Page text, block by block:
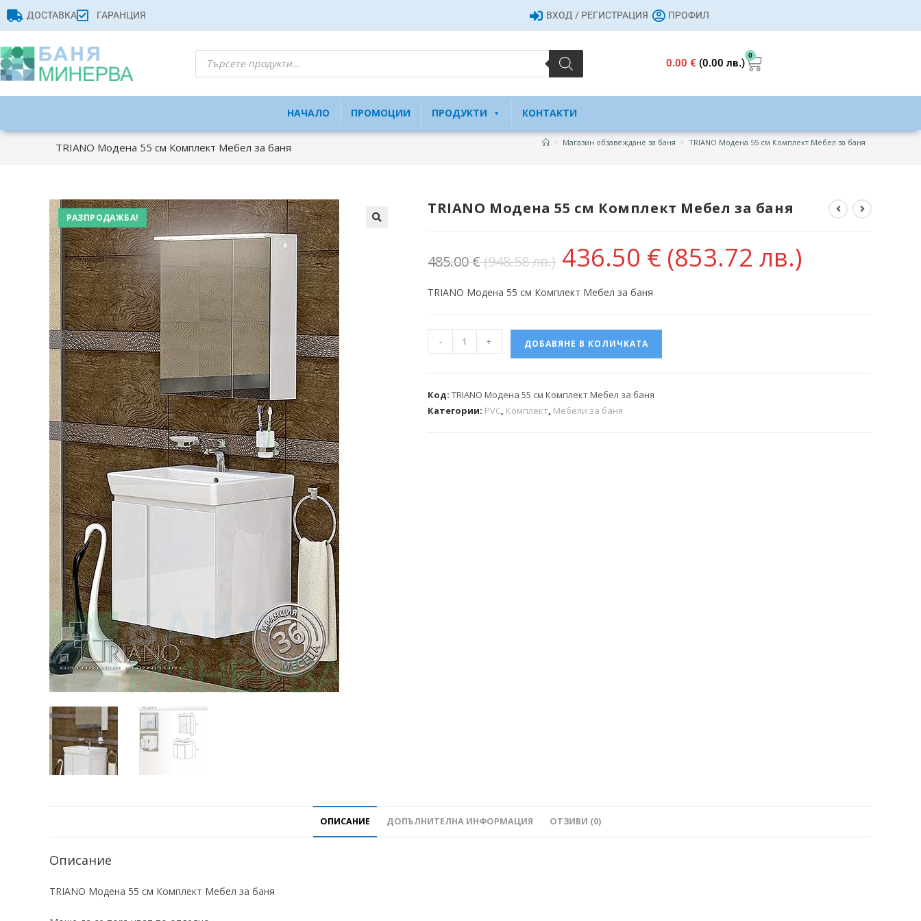
ДОСТАВКА ГАРАНЦИЯ ВХОД / РЕГИСТРАЦИЯ ПРОФИЛ
0.00€ (0.00 лв.)
0
НАЧАЛО ПРОМОЦИИ ПРОДУКТИ КОНТАКТИ
TRIANO Модена 55 см Комплект Мебел за баня > Магазин обзавеждане за баня > TRIANO Модена 55 см Комплект Мебел за баня
РАЗПРОДАЖБА! TRIANO Модена 55 см Комплект Мебел за баня
485.00€(948.58 лв.) 436.50 € (853.72 лв.)
TRIANO Модена 55 см Комплект Мебел за баня
- + ДОБАВЯНЕ В КОЛИЧКАТА
Код: TRIANO Модена 55 см Комплект Мебел за баня
Категории: PVC, Комплект, Мебели за баня
ОПИСАНИЕ ДОПЪЛНИТЕЛНА ИНФОРМАЦИЯ ОТЗИВИ (0)
Описание
TRIANO Модена 55 см Комплект Мебел за баня